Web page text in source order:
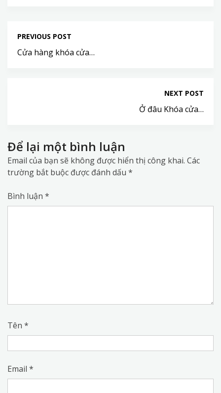
PREVIOUS POST
Cửa hàng khóa cửa…
NEXT POST
Ở đâu Khóa cửa…
Để lại một bình luận
Email của bạn sẽ không được hiển thị công khai. Các
trường bắt buộc được đánh dấu *
Bình luận *
Tên *
Email *